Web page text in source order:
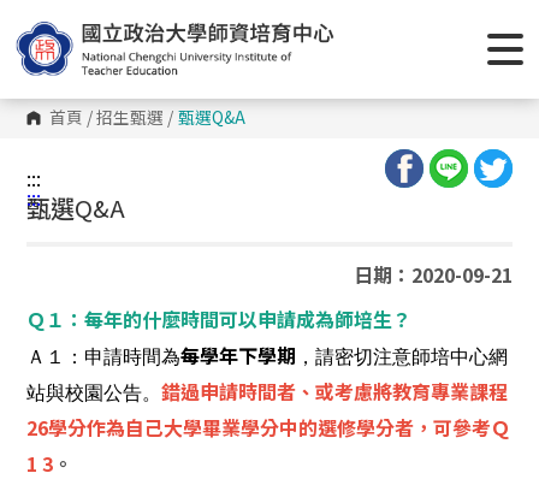
到
主
要
內
容
區 首頁 /招生甄選 / 甄選Q&A
:::
:::
甄選Q&A
日期：2020-09-21
Ｑ１：每年的什麼時間可以申請成為師培生？
Ａ１：申請時間為每學年下學期 ，請密切注意師培中心網
站與校園公告。錯過申請時間者、或考慮將教育專業課程
26學分作為自己大學畢業學分中的選修學分者，可參考Ｑ
1 3 。